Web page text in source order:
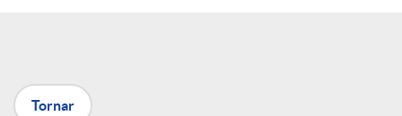
Tornar